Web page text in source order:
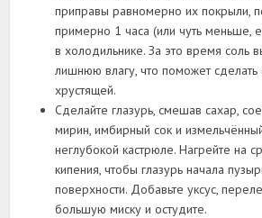
приправы равномерно их покрыли,
примерно 1 часа (или чуть меньше,
в холодильнике. За это время соль
лишнюю влагу, что поможет
хрустящей.
Сделайте глазурь, смешав сахар,
мирин, имбирный сок и
неглубокой кастрюле. Нагрейте на
кипения, чтобы глазурь начала
поверхности. Добавьте уксус,
большую миску и остудите.